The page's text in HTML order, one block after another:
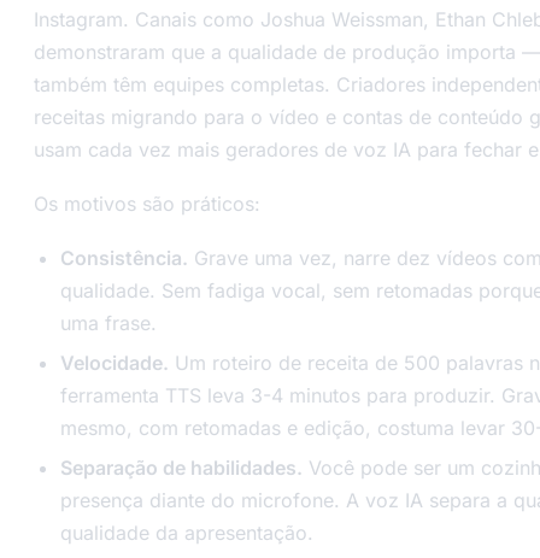
Instagram. Canais como Joshua Weissman, Ethan
demonstraram que a qualidade de produção importa
também têm equipes completas. Criadores
receitas migrando para o vídeo e contas de conteúdo
usam cada vez mais geradores de voz IA para fechar
Os motivos são práticos:
Consistência. Grave uma vez, narre dez vídeos
qualidade. Sem fadiga vocal, sem retomadas
uma frase.
Velocidade. Um roteiro de receita de 500 palavras
ferramenta TTS leva 3-4 minutos para produzir.
mesmo, com retomadas e edição, costuma levar
Separação de habilidades. Você pode ser um
presença diante do microfone. A voz IA separa a
qualidade da apresentação.